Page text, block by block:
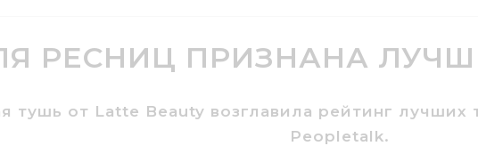
РЕСНИЦ ПРИЗНАНА
тушь от Latte Beauty возглавила рейтинг
Peopletalk.